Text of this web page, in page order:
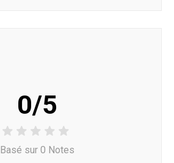
0/5
Basé sur 0 Notes